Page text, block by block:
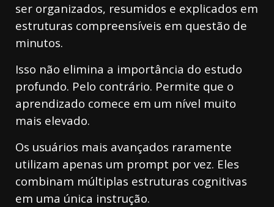
ser organizados, resumidos e explicados em
estruturas compreensíveis em questão de
minutos.
Isso não elimina a importância do estudo
profundo. Pelo contrário. Permite que o
aprendizado comece em um nível muito
mais elevado.
Os usuários mais avançados raramente
utilizam apenas um prompt por vez. Eles
combinam múltiplas estruturas cognitivas
em uma única instrução.